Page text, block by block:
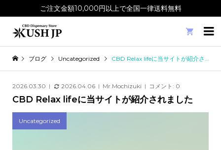
ご注文金額10,000円以上で全国一律送料無料

ブログ Uncategorized CBD Relax lifeに当サイトが紹介されました
2026.03.30 2026.04.06 Mr.Mochizuki コメント: 0
CBD Relax lifeに当サイトが紹介されました
Uncategorized